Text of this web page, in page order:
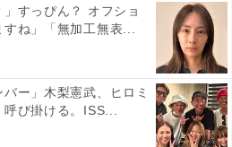
」すっぴん？ オフショ
すね」「無加工無表...
バー」木梨憲武、ヒロミ
呼び掛ける。ISS...